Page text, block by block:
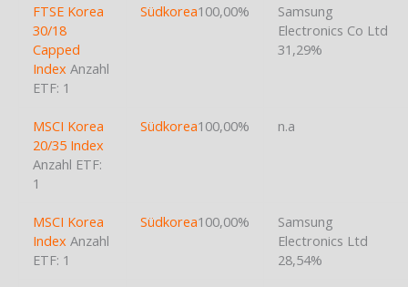
FTSE Korea
30/18
Capped
Index Anzahl
ETF: 1
Südkorea100,00%
Samsung
Electronics Co Ltd
31,29%
MSCI Korea
20/35 Index
Anzahl ETF:
1
Südkorea100,00% n.a
MSCI Korea
Index Anzahl
ETF: 1
Südkorea100,00%
Samsung
Electronics Ltd
28,54%